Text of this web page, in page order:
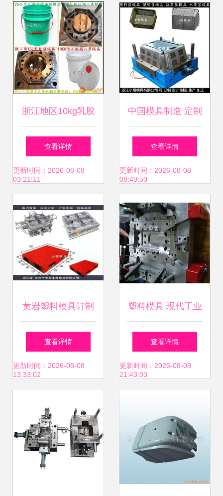
松本塑料模具厂的
专业化妆品包装解
决方案
浙江地区10kg乳胶
漆桶塑料模具优质
生产厂家推荐
查看详情
更新时间：2026-08-08
03:21:11
中国模具制造 定制
啤酒框塑胶模具与
塑料筐子模具的专
业优势
查看详情
更新时间：2026-08-08
08:40:50
黄岩塑料模具订制
及塑料托板模具评
价分析
查看详情
更新时间：2026-08-08
13:33:02
塑料模具 现代工业
的基石
查看详情
更新时间：2026-08-08
21:43:03